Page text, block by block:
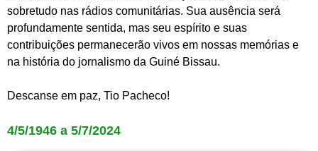
sobretudo nas rádios comunitárias. Sua ausência será
profundamente sentida, mas seu espírito e suas
contribuições permanecerão vivos em nossas memórias e
na história do jornalismo da Guiné Bissau.
Descanse em paz, Tio Pacheco!
4/5/1946 a 5/7/2024